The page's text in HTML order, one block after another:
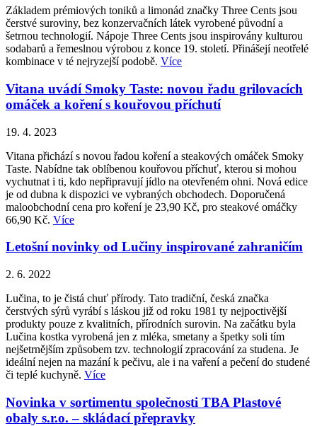
Základem prémiových toniků a limonád značky Three Cents jsou
čerstvé suroviny, bez konzervačních látek vyrobené původní a
šetrnou technologií. Nápoje Three Cents jsou inspirovány kulturou
sodabarů a řemeslnou výrobou z konce 19. století. Přinášejí neotřelé
kombinace v té nejryzejší podobě. Více
Vitana uvádí Smoky Taste: novou řadu grilovacích
omáček a koření s kouřovou příchutí
19. 4. 2023
Vitana přichází s novou řadou koření a steakových omáček Smoky
Taste. Nabídne tak oblíbenou kouřovou příchuť, kterou si mohou
vychutnat i ti, kdo nepřipravují jídlo na otevřeném ohni. Nová edice
je od dubna k dispozici ve vybraných obchodech. Doporučená
maloobchodní cena pro koření je 23,90 Kč, pro steakové omáčky
66,90 Kč. Více
Letošní novinky od Lučiny inspirované zahraničím
2. 6. 2022
Lučina, to je čistá chuť přírody. Tato tradiční, česká značka
čerstvých sýrů vyrábí s láskou již od roku 1981 ty nejpoctivější
produkty pouze z kvalitních, přírodních surovin. Na začátku byla
Lučina kostka vyrobená jen z mléka, smetany a špetky soli tím
nejšetrnějším způsobem tzv. technologií zpracování za studena. Je
ideální nejen na mazání k pečivu, ale i na vaření a pečení do studené
či teplé kuchyně. Více
Novinka v sortimentu společnosti TBA Plastové
obaly s.r.o. – skládací přepravky